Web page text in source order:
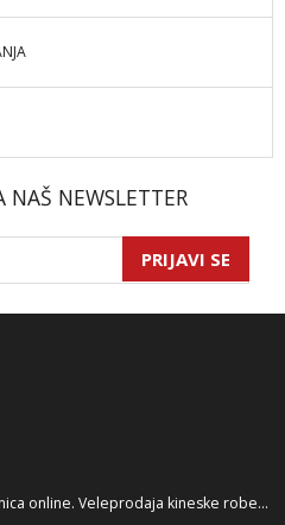
NAŠ NEWSLETTER
PRIJAVI SE
online. Veleprodaja kineske robe...